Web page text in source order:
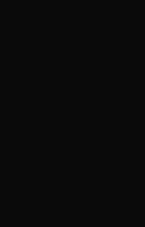
из
безопасность
на протяжении
компании
сможете легко